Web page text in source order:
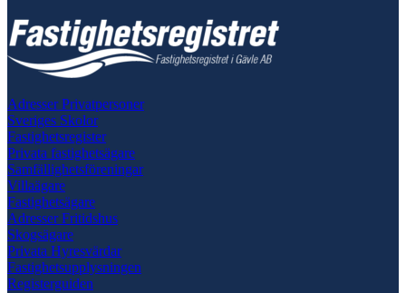
Adresser Privatpersoner
Sveriges Skolor
Fastighetsregister
Privata fastighetsägare
Samfällighetsföreningar
Villaägare
Fastighetsägare
Adresser Fritidshus
Skogsägare
Privata Hyresvärdar
Fastighetsupplysningen
Registerguiden